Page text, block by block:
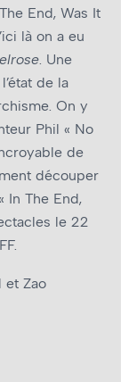
End, Was It
là on a eu
. Une
de la
On y
Phil « No
de
découper
In The End,
le 22
et Zao